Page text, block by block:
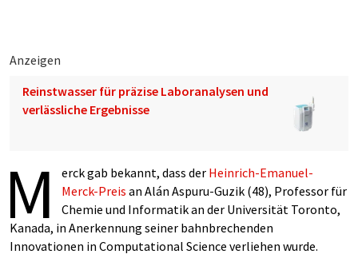
Anzeigen
Reinstwasser für präzise Laboranalysen und
verlässliche Ergebnisse
M erck gab bekannt, dass der Heinrich-Emanuel-
Merck-Preis an Alán Aspuru-Guzik (48), Professor für
Chemie und Informatik an der Universität Toronto,
Kanada, in Anerkennung seiner bahnbrechenden
Innovationen in Computational Science verliehen wurde.